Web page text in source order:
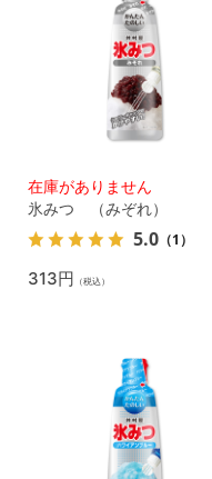
在庫がありません
氷みつ （みぞれ）
5.0 （1）
313円 （税込）